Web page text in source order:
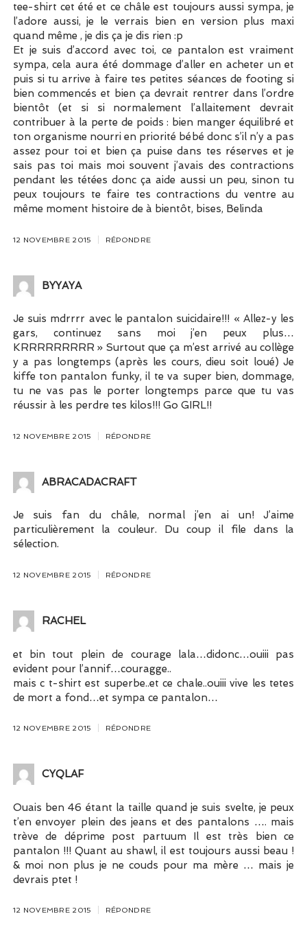
tee-shirt cet été et ce châle est toujours aussi sympa, je
l’adore aussi, je le verrais bien en version plus maxi
quand même , je dis ça je dis rien :p
Et je suis d’accord avec toi, ce pantalon est vraiment
sympa, cela aura été dommage d’aller en acheter un et
puis si tu arrive à faire tes petites séances de footing si
bien commencés et bien ça devrait rentrer dans l’ordre
bientôt (et si si normalement l’allaitement devrait
contribuer à la perte de poids : bien manger équilibré et
ton organisme nourri en priorité bébé donc s’il n’y a pas
assez pour toi et bien ça puise dans tes réserves et je
sais pas toi mais moi souvent j’avais des contractions
pendant les tétées donc ça aide aussi un peu, sinon tu
peux toujours te faire tes contractions du ventre au
même moment histoire de à bientôt, bises, Belinda
12 NOVEMBRE 2015 RÉPONDRE
BYYAYA
Je suis mdrrrr avec le pantalon suicidaire!!! « Allez-y les
gars, continuez sans moi j’en peux plus…
KRRRRRRRRR » Surtout que ça m’est arrivé au collège
y a pas longtemps (après les cours, dieu soit loué) Je
kiffe ton pantalon funky, il te va super bien, dommage,
tu ne vas pas le porter longtemps parce que tu vas
réussir à les perdre tes kilos!!! Go GIRL!!
12 NOVEMBRE 2015 RÉPONDRE
ABRACADACRAFT
Je suis fan du châle, normal j’en ai un! J’aime
particulièrement la couleur. Du coup il file dans la
sélection.
12 NOVEMBRE 2015 RÉPONDRE
RACHEL
et bin tout plein de courage lala…didonc…ouiii pas
evident pour l’annif…couragge..
mais c t-shirt est superbe..et ce chale..ouiii vive les tetes
de mort a fond…et sympa ce pantalon…
12 NOVEMBRE 2015 RÉPONDRE
CYQLAF
Ouais ben 46 étant la taille quand je suis svelte, je peux
t’en envoyer plein des jeans et des pantalons …. mais
trève de déprime post partuum Il est très bien ce
pantalon !!! Quant au shawl, il est toujours aussi beau !
& moi non plus je ne couds pour ma mère … mais je
devrais ptet !
12 NOVEMBRE 2015 RÉPONDRE